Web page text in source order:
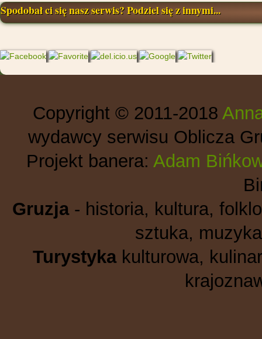
Spodobał ci się nasz serwis? Podziel się z innymi...
Copyright © 2011-2018
wydawcy serwisu Oblicza
Projekt banera: Adam
Gruzja- historia, kultura,
sztuka,
Turystykakulturowa,